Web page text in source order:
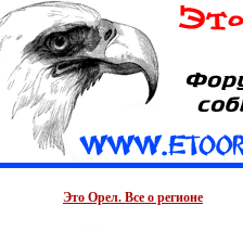
Это Орел. Все о регионе